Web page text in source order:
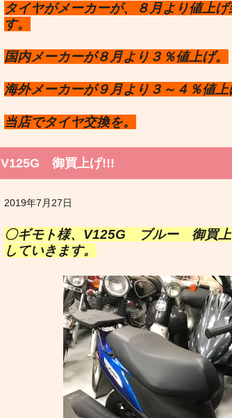
タイヤがメーカーが、８月より値上
す。
国内メーカーが８月より３％値上げ。
海外メーカーが９月より３～４％値上
当店でタイヤ交換を。
V125G 御買上げ!!!
2019年7月27日
〇ギモト様、V125G ブルー 御買上
していきます。